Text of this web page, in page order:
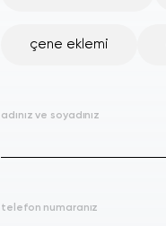
çene eklemi
adınız ve soyadınız
telefon numaranız